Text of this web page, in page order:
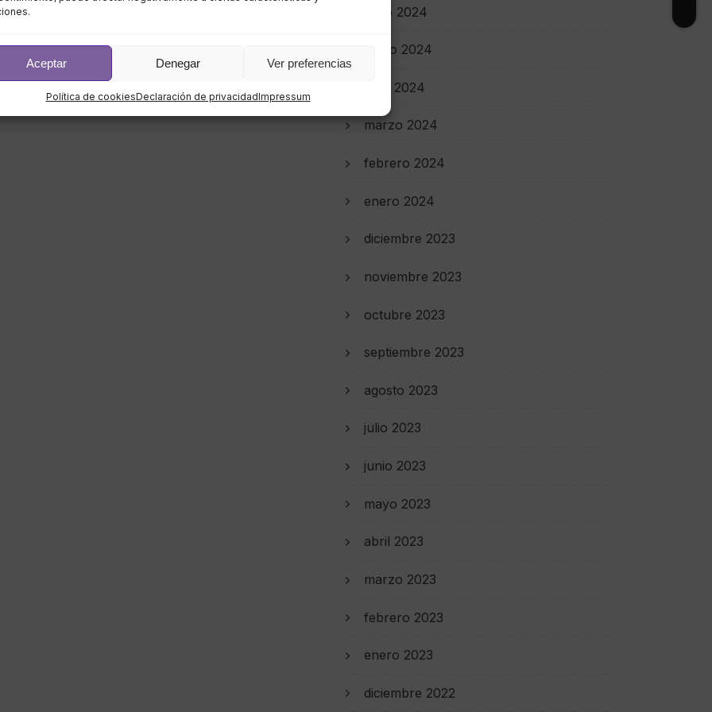
Aceptar Denegar Ver preferencias
Política de cookiesDeclaración de privacidadImpressum
junio 2024
mayo 2024
abril 2024
marzo 2024
febrero 2024
enero 2024
diciembre 2023
noviembre 2023
octubre 2023
septiembre 2023
agosto 2023
julio 2023
junio 2023
mayo 2023
abril 2023
marzo 2023
febrero 2023
enero 2023
diciembre 2022